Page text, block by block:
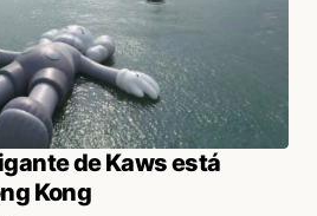
de Kaws está
Kong